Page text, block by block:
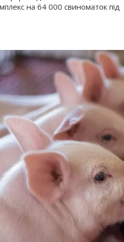
на 64 000 свиноматок під